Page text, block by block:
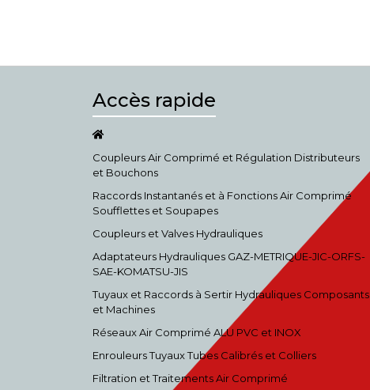
Accès rapide
Coupleurs Air Comprimé et Régulation Distributeurs
et Bouchons
Raccords Instantanés et à Fonctions Air Comprimé
Soufflettes et Soupapes
Coupleurs et Valves Hydrauliques
Adaptateurs Hydrauliques GAZ-METRIQUE-JIC-ORFS-
SAE-KOMATSU-JIS
Tuyaux et Raccords à Sertir Hydrauliques Composants
et Machines
Réseaux Air Comprimé ALU PVC et INOX
Enrouleurs Tuyaux Tubes Calibrés et Colliers
Filtration et Traitements Air Comprimé